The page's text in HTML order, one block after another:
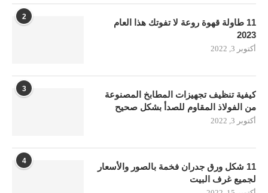
2
11 طاولة قهوة روعة لا تفوتك هذا العام
2023
أكتوبر 3, 2022
3
كيفية تنظيف تجهيزات المطابخ المصنوعة
من الفولاذ المقاوم للصدأ بشكل صحيح
أكتوبر 3, 2022
4
11 شكل ورق جدران فخمة بالصور والأسعار
لجميع غرف البيت